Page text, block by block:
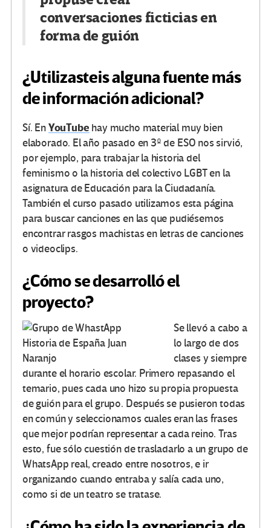
conversaciones ficticias en
forma de guión
¿Utilizasteis alguna fuente más
de información adicional?
Sí. EnYouTube hay mucho material muy bien
elaborado. El año pasado en 3º de ESO nos sirvió,
por ejemplo, para trabajar la historia del
feminismo o la historia del colectivo LGBT en la
asignatura de Educación para la Ciudadanía.
También el curso pasado utilizamos esta página
para buscar canciones en las que pudiésemos
encontrar rasgos machistas en letras de canciones
o videoclips.
¿Cómo se desarrolló el
proyecto?
Se llevó a cabo a
lo largo de dos
clases y siempre
durante el horario escolar. Primero repasando el
temario, pues cada uno hizo su propia propuesta
de guión para el grupo. Después se pusieron todas
en común y seleccionamos cuales eran las frases
que mejor podrían representar a cada reino. Tras
esto, fue sólo cuestión de trasladarlo a un grupo de
WhatsApp real, creado entre nosotros, e ir
organizando cuando entraba y salía cada uno,
como si de un teatro se tratase.